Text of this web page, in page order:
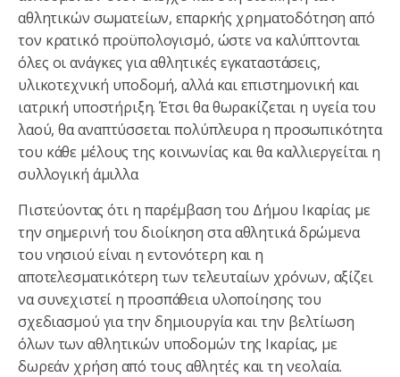
αθλητικών σωματείων, επαρκής χρηματοδότηση από
τον κρατικό προϋπολογισμό, ώστε να καλύπτονται
όλες οι ανάγκες για αθλητικές εγκαταστάσεις,
υλικοτεχνική υποδομή, αλλά και επιστημονική και
ιατρική υποστήριξη. Έτσι θα θωρακίζεται η υγεία του
λαού, θα αναπτύσσεται πολύπλευρα η προσωπικότητα
του κάθε μέλους της κοινωνίας και θα καλλιεργείται η
συλλογική άμιλλα
Πιστεύοντας ότι η παρέμβαση του Δήμου Ικαρίας με
την σημερινή του διοίκηση στα αθλητικά δρώμενα
του νησιού είναι η εντονότερη και η
αποτελεσματικότερη των τελευταίων χρόνων, αξίζει
να συνεχιστεί η προσπάθεια υλοποίησης του
σχεδιασμού για την δημιουργία και την βελτίωση
όλων των αθλητικών υποδομών της Ικαρίας, με
δωρεάν χρήση από τους αθλητές και τη νεολαία.